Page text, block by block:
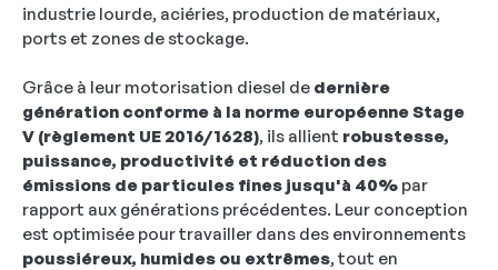
industrie lourde, aciéries, production de matériaux,
ports et zones de stockage.
Grâce à leur motorisation diesel de dernière
génération conforme à la norme européenne Stage
V (règlement UE 2016/1628), ils allient robustesse,
puissance, productivité et réduction des
émissions de particules fines jusqu'à 40% par
rapport aux générations précédentes. Leur conception
est optimisée pour travailler dans des environnements
poussiéreux, humides ou extrêmes, tout en